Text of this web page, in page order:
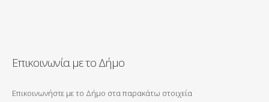
Επικοινωνία με το Δήμο
Επικοινωνήστε με το Δήμο στα παρακάτω στοιχεία